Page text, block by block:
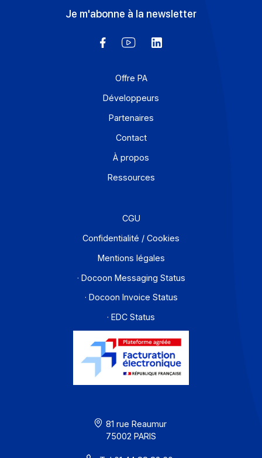
process
Je m'abonne à la newsletter
Développeurs
Contact
À propos
Ressources
Confidentialité / Cookies
Mentions légales
· Docoon Messaging Status